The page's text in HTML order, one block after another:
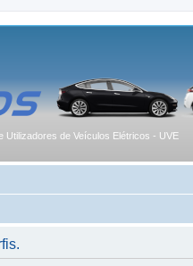
Utilizadores de Veículos Elétricos - UVE